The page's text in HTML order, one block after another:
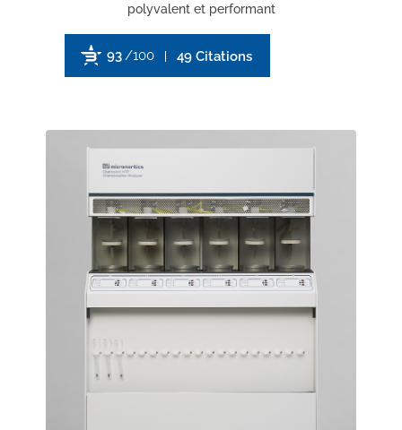
polyvalent et performant
93/100 49 Citations